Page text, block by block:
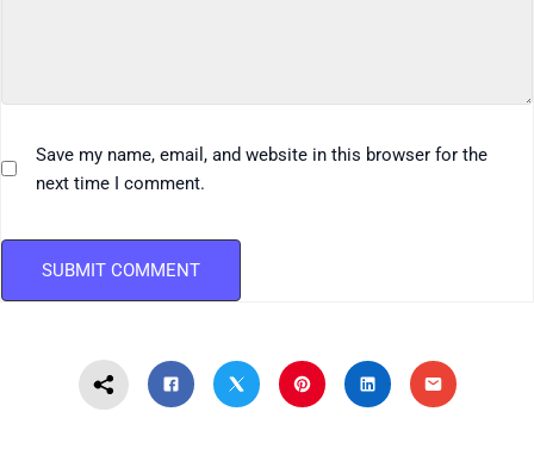
Save my name, email, and website in this browser for the
next time I comment.